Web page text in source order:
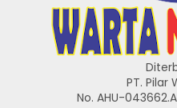
PT. Pilar
No. AHU-